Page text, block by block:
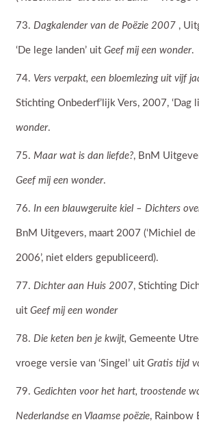
Dagkalender van de Poëzie 2007 ,
‘De lege landen’ uitGeef mij een wonder.
Vers verpakt, een bloemlezing uit vijf
Stichting Onbederf’lijk Vers, 2007, ‘Dag
wonder.
Maar wat is dan liefde?, BnM
Geef mij een wonder.
In een blauwgeruite kiel – Dichters
BnM Uitgevers, maart 2007 (‘Michiel de
2006’, niet elders gepubliceerd).
Dichter aan Huis 2007, Stichting
uitGeef mij een wonder
Die keten ben je kwijt, Gemeente
vroege versie van ‘Singel’ uitGratis tijd
Gedichten voor het hart, troostende
Nederlandse en Vlaamse poëzie, Rainbow